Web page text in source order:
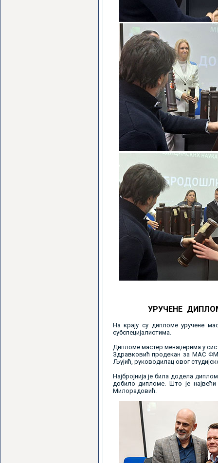
УРУЧЕНЕ
На крају су дипломе уручене
субспецијалистима.
Дипломе мастер менаџерима у
Здравковић продекан за МАС
Љујић, руководилац овог
Најбројнија је била додела
добило дипломе. Што је
Милорадовић.